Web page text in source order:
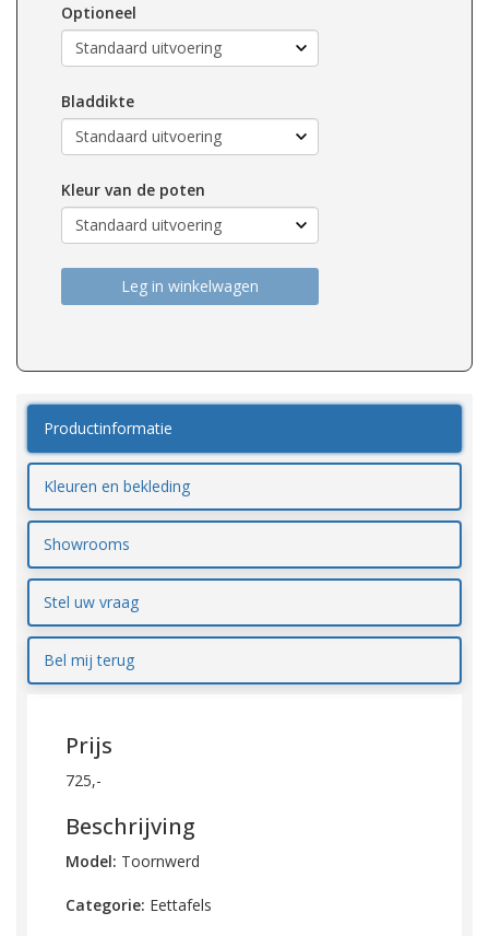
Optioneel
Bladdikte
Kleur van de poten
Leg in winkelwagen
Productinformatie
Kleuren en bekleding
Showrooms
Stel uw vraag
Bel mij terug
Prijs
725,-
Beschrijving
Model: Toornwerd
Categorie: Eettafels